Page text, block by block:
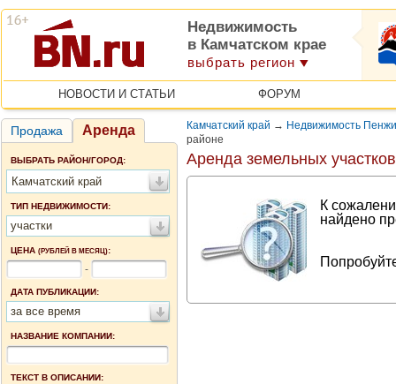
Недвижимость
в Камчатском крае
выбрать регион
НОВОСТИ И СТАТЬИ ФОРУМ
Продажа Аренда
ВЫБРАТЬ РАЙОН/ГОРОД:
Камчатский край
ТИП НЕДВИЖИМОСТИ:
участки
ЦЕНА (РУБЛЕЙ В МЕСЯЦ):
-
ДАТА ПУБЛИКАЦИИ:
за все время
НАЗВАНИЕ КОМПАНИИ:
ТЕКСТ В ОПИСАНИИ:
Камчатский край → Недвижимость
районе
Аренда земельных
К
найдено